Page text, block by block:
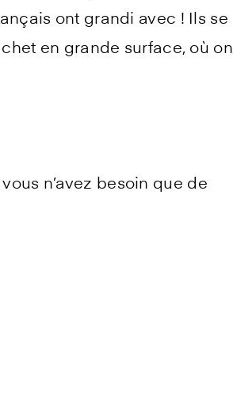
ont grandi avec ! Ils se
en grande surface, où on
n’avez besoin que de